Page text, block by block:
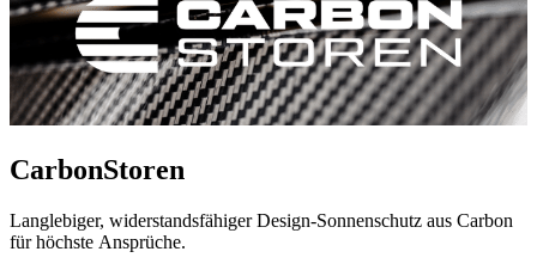
CarbonStoren
Langlebiger, widerstandsfähiger Design-Sonnenschutz aus Carbon
für höchste Ansprüche.